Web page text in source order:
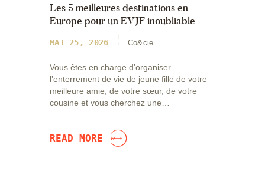
Les 5 meilleures destinations en
Europe pour un EVJF inoubliable
MAI 25, 2026 Co&cie
Vous êtes en charge d’organiser
l’enterrement de vie de jeune fille de votre
meilleure amie, de votre sœur, de votre
cousine et vous cherchez une…
READ MORE